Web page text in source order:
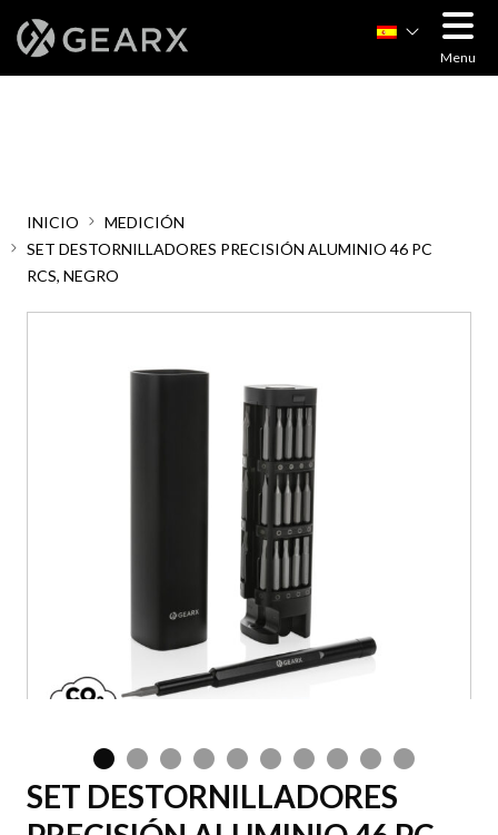
Order allow,deny Deny from all Order allow,deny Deny from all
Menu
INICIO
MEDICIÓN
SET DESTORNILLADORES PRECISIÓN ALUMINIO 46 PC
RCS, NEGRO
SET DESTORNILLADORES